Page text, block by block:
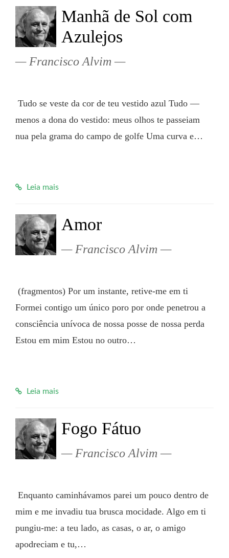
Manhã de Sol com
Azulejos
Francisco Alvim
menos a dona do vestido: meus olhos te passeiam
nua pela grama do campo de golfe Uma curva e…
Leia mais
Amor
Francisco Alvim
Formei contigo um único poro por onde penetrou a
consciência unívoca de nossa posse de nossa perda
Estou em mim Estou no outro…
Leia mais
Fogo Fátuo
Francisco Alvim
mim e me invadiu tua brusca mocidade. Algo em ti
pungiu-me: a teu lado, as casas, o ar, o amigo
apodreciam e tu,…